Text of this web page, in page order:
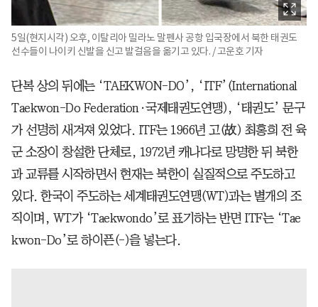
5일(현지시각) 오후, 이탈리아 밀라노 말펜사 공항 입국장에서 북한 태권도
선수들이 나이키 신발을 신고 발걸음을 옮기고 있다. / 고운호 기자
단복 상의 뒤에는 ‘TAEKWON-DO’, ‘ITF’(International
Taekwon-Do Federation·국제태권도연맹), ‘태권도’ 문구
가 선명히 새겨져 있었다. ITF는 1966년 고(故) 최홍희 전 육
군 소장이 창설한 단체로, 1972년 캐나다로 망명한 뒤 북한
과 교류를 시작하면서 현재는 북한이 실질적으로 주도하고
있다. 한국이 주도하는 세계태권도연맹(WT)과는 별개의 조
직이며, WT가 ‘Taekwondo’로 표기하는 반면 ITF는 ‘Tae
kwon-Do’로 하이픈(-)을 넣는다.